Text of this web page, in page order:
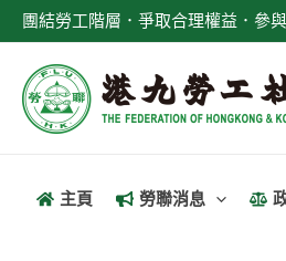
至
團結勞工階層．爭取合理權益．參
主頁 勞聯消息